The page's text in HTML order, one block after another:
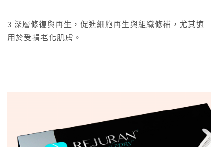
3.深層修復與再生，促進細胞再生與組織修補，尤其適
用於受損老化肌膚。